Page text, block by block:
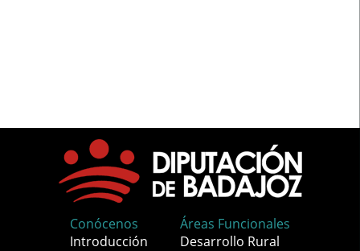
Conócenos
Introducción
Áreas Funcionales
Desarrollo Rural